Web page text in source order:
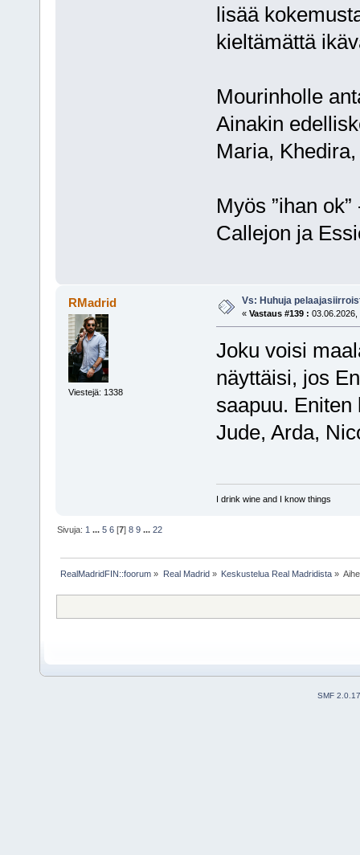
lisää
kieltämättä
Mourinholle
Ainakin
Maria,
Myös ”ihan
Callejon ja
RMadrid
Viestejä: 1338
Vs: Huhuja
« Vastaus #139 : 03.06.2026,
Joku voisi
näyttäisi, jos
saapuu.
Jude, Arda,
I drink wine and I know things
Sivuja:1 ...5 6 [7]8 9 ...22
RealMadridFIN::foorum » Real Madrid » Keskustelua Real Madridista»
SMF 2.0.17